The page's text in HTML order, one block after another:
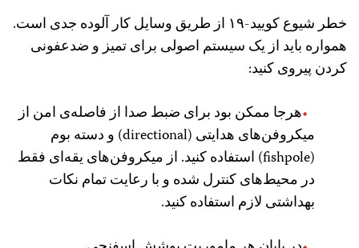
خطر شیوع کویید-۱۹ از طریق وسایل کار آلوده جدی است.
همواره باید از یک سیستم اصولی برای تمیز و ضدعفونی
کردن پیروی کنید:
هرجا ممکن بود برای ضبط صدا از فاصله‌ی امن از
میکروفن‌های هدایتی (directional) و دسته بوم
(fishpole) استفاده کنید. از میکروفن‌های یقه‌ای فقط
در محیط‌های کنترل شده و با رعایت تمام نکات
بهداشتی لازم استفاده کنید.